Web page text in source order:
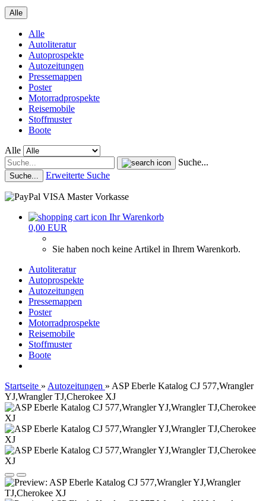
Alle
Alle
Autoliteratur
Autoprospekte
Autozeitungen
Pressemappen
Poster
Motorradprospekte
Reisemobile
Stoffmuster
Boote
Alle
Suche...
Suche... Erweiterte Suche
Ihr Warenkorb
0,00 EUR
Sie haben noch keine Artikel in Ihrem Warenkorb.
Autoliteratur
Autoprospekte
Autozeitungen
Pressemappen
Poster
Motorradprospekte
Reisemobile
Stoffmuster
Boote
Startseite » Autozeitungen » ASP Eberle Katalog CJ 577,Wrangler
YJ,Wrangler TJ,Cherokee XJ